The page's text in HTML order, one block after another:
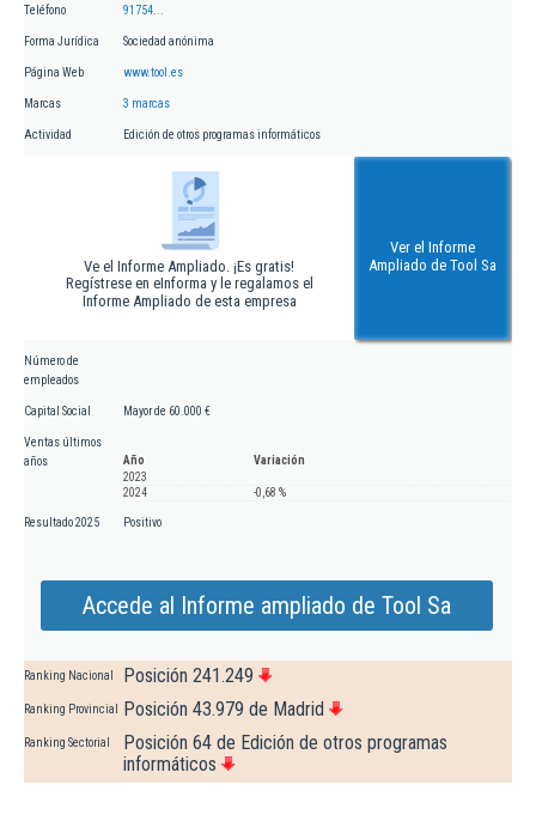
Teléfono 91754...
Forma Jurídica Sociedad anónima
Página Web www.tool.es
Marcas 3 marcas
Actividad Edición de otros programas informáticos
Ve el Informe Ampliado. ¡Es gratis!
Regístrese en eInforma y le regalamos el
Informe Ampliado de esta empresa
Ver el Informe
Ampliado de Tool Sa
Número de
empleados
Capital Social Mayor de 60.000 €
Ventas últimos
años
Año
Variación
2023
2024
-0,68 %
Resultado 2025 Positivo
Accede al Informe ampliado de Tool Sa
Ranking Nacional Posición 241.249
Ranking Provincial Posición 43.979 de Madrid
Ranking Sectorial
Posición 64 de Edición de otros programas
informáticos